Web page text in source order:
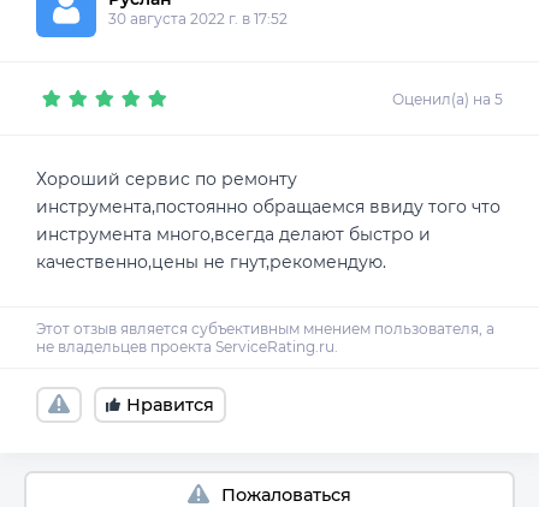
30 августа 2022 г. в 17:52
Оценил(а) на 5
Хороший сервис по ремонту
инструмента,постоянно обращаемся ввиду того что
инструмента много,всегда делают быстро и
качественно,цены не гнут,рекомендую.
Нравится
Пожаловаться